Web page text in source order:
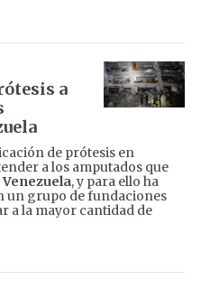
a
de prótesis en
a los amputados que
Venezuela, y para ello ha
un grupo de fundaciones
a la mayor cantidad de